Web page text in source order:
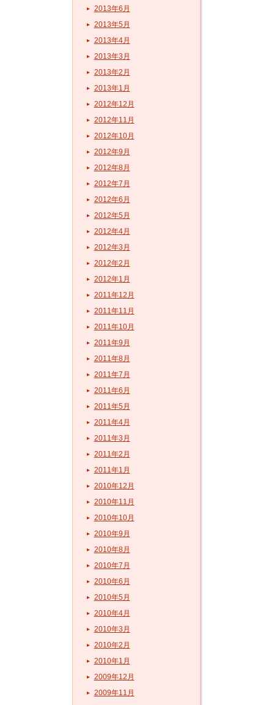
2013年6月
2013年5月
2013年4月
2013年3月
2013年2月
2013年1月
2012年12月
2012年11月
2012年10月
2012年9月
2012年8月
2012年7月
2012年6月
2012年5月
2012年4月
2012年3月
2012年2月
2012年1月
2011年12月
2011年11月
2011年10月
2011年9月
2011年8月
2011年7月
2011年6月
2011年5月
2011年4月
2011年3月
2011年2月
2011年1月
2010年12月
2010年11月
2010年10月
2010年9月
2010年8月
2010年7月
2010年6月
2010年5月
2010年4月
2010年3月
2010年2月
2010年1月
2009年12月
2009年11月